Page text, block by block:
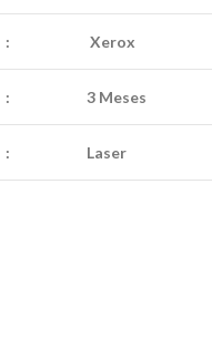
: Xerox
: 3 Meses
: Laser